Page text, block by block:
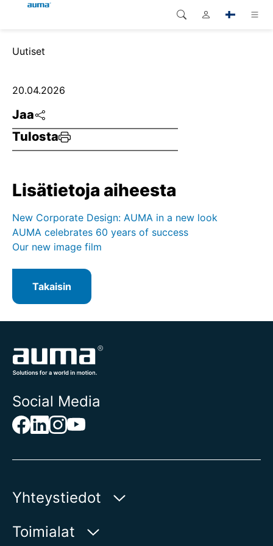
Tuotteet
Ratkaisut
Dokumentit
Huolto
Global
Eurooppa
Aasia ja Tyynen valtameren
alue
Haku
Uutiset
Jaa
Tulosta
20.04.2026
Lisätietoja aiheesta
New Corporate Design: AUMA in a new look
AUMA celebrates 60 years of success
Our new image film
Takaisin
Social Media
Yhteystiedot
AUMA Riester
Toimialat